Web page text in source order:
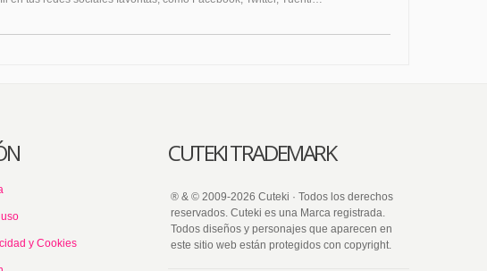
y Cookies
CUTEKI TRADEMARK
® & © 2009-2026 Cuteki · Todos los derechos
reservados. Cuteki es una Marca registrada.
Todos diseños y personajes que aparecen en
este sitio web están protegidos con copyright.